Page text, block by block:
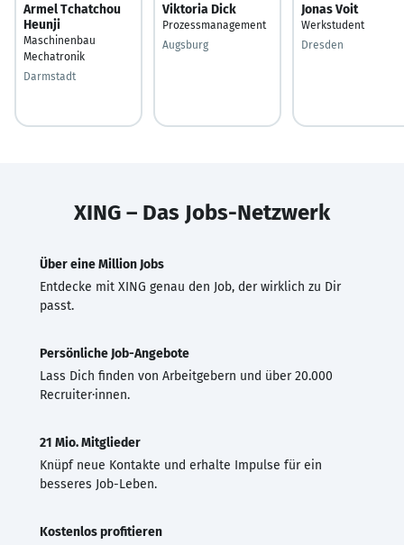
Armel Tchatchou
Heunji
Maschinenbau
Mechatronik
Darmstadt
Viktoria Dick
Prozessmanagement
Augsburg
Jonas Voit
Werkstudent
Dresden
XING – Das Jobs-Netzwerk
Über eine Million Jobs
Entdecke mit XING genau den Job, der wirklich zu Dir
passt.
Persönliche Job-Angebote
Lass Dich finden von Arbeitgebern und über 20.000
Recruiter·innen.
21 Mio. Mitglieder
Knüpf neue Kontakte und erhalte Impulse für ein
besseres Job-Leben.
Kostenlos profitieren